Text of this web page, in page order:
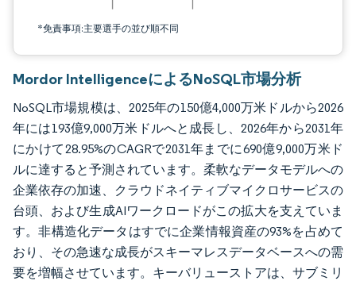
*免責事項:主要選手の並び順不同
Mordor IntelligenceによるNoSQL市場分析
NoSQL市場規模は、2025年の150億4,000万米ドルから2026
年には193億9,000万米ドルへと成長し、2026年から2031年
にかけて28.95%のCAGRで2031年までに690億9,000万米ド
ルに達すると予測されています。柔軟なデータモデルへの
企業依存の加速、クラウドネイティブマイクロサービスの
台頭、および生成AIワークロードがこの拡大を支えていま
す。非構造化データはすでに企業情報資産の93%を占めて
おり、その急速な成長がスキーマレスデータベースへの需
要を増幅させています。キーバリューストアは、サブミリ